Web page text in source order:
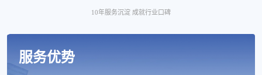
10年服务沉淀 成就行业口碑
服务优势